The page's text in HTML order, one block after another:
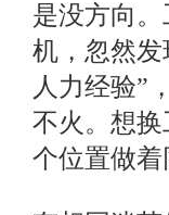
是没方向
机，忽然
人力经验”
不火。想
个位置做